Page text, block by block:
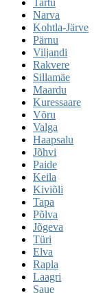
Narva
Kohtla-Järve
Pärnu
Viljandi
Rakvere
Sillamäe
Maardu
Kuressaare
Võru
Valga
Haapsalu
Jõhvi
Paide
Keila
Kiviõli
Tapa
Põlva
Jõgeva
Türi
Elva
Rapla
Laagri
Saue